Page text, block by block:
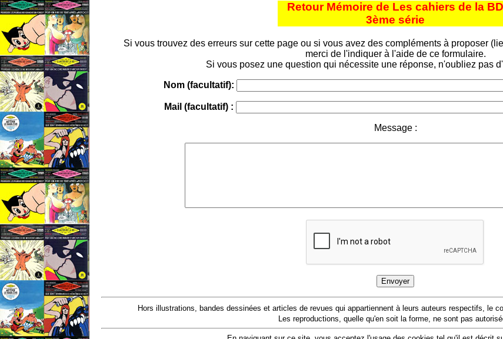
Retour Mémoire de Les cahiers de la BD
3ème série
Si vous trouvez des erreurs sur cette page ou si vous avez des compléments à proposer
merci de l'indiquer à l'aide de ce formulaire.
Si vous posez une question qui nécessite une réponse, n'oubliez pas
Nom (facultatif):
Mail (facultatif) :
Message :
Hors illustrations, bandes dessinées et articles de revues qui appartiennent à leurs auteurs respectifs, le
Les reproductions, quelle qu'en soit la forme, ne sont pas